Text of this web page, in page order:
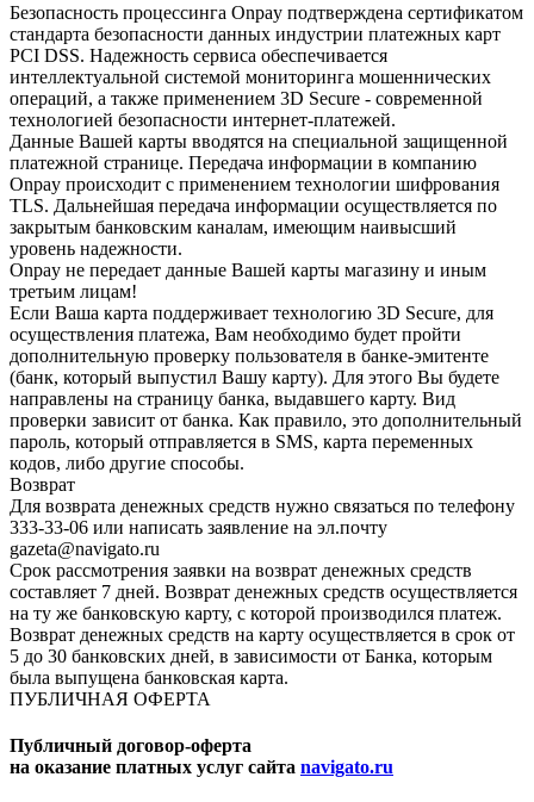
Безопасность процессинга Onpay подтверждена сертификатом
стандарта безопасности данных индустрии платежных карт
PCI DSS. Надежность сервиса обеспечивается
интеллектуальной системой мониторинга мошеннических
операций, а также применением 3D Secure - современной
технологией безопасности интернет-платежей.
Данные Вашей карты вводятся на специальной защищенной
платежной странице. Передача информации в компанию
Onpay происходит с применением технологии шифрования
TLS. Дальнейшая передача информации осуществляется по
закрытым банковским каналам, имеющим наивысший
уровень надежности.
Onpay не передает данные Вашей карты магазину и иным
третьим лицам!
Если Ваша карта поддерживает технологию 3D Secure, для
осуществления платежа, Вам необходимо будет пройти
дополнительную проверку пользователя в банке-эмитенте
(банк, который выпустил Вашу карту). Для этого Вы будете
направлены на страницу банка, выдавшего карту. Вид
проверки зависит от банка. Как правило, это дополнительный
пароль, который отправляется в SMS, карта переменных
кодов, либо другие способы.
Возврат
Для возврата денежных средств нужно связаться по телефону
333-33-06 или написать заявление на эл.почту
gazeta@navigato.ru
Срок рассмотрения заявки на возврат денежных средств
составляет 7 дней. Возврат денежных средств осуществляется
на ту же банковскую карту, с которой производился платеж.
Возврат денежных средств на карту осуществляется в срок от
5 до 30 банковских дней, в зависимости от Банка, которым
была выпущена банковская карта.
ПУБЛИЧНАЯ ОФЕРТА
Публичный договор-оферта
на оказание платных услуг сайта navigato.ru